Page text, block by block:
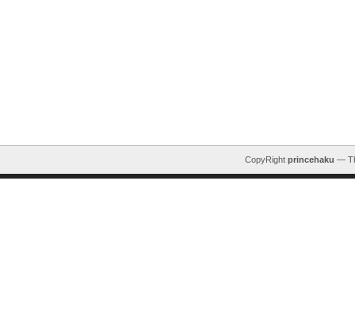
CopyRight princehaku —